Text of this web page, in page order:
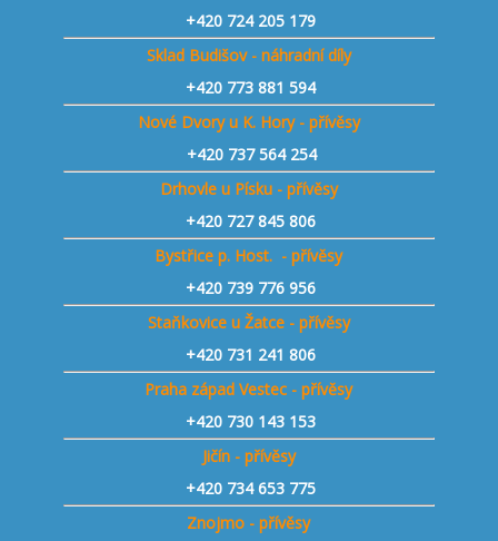
+420 724 205 179
Sklad Budišov - náhradní díly
+420 773 881 594
Nové Dvory u K. Hory - přívěsy
+420 737 564 254
Drhovle u Písku - přívěsy
+420 727 845 806
Bystřice p. Host. - přívěsy
+420 739 776 956
Staňkovice u Žatce - přívěsy
+420 731 241 806
Praha západ Vestec - přívěsy
+420 730 143 153
Jičín - přívěsy
+420 734 653 775
Znojmo - přívěsy